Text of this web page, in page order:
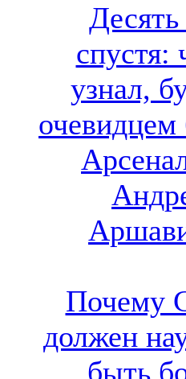
Десять
спустя:
узнал,
Почему
должен
быть